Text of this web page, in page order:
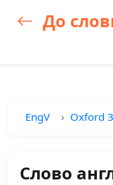
До
EngV Oxford
Слово